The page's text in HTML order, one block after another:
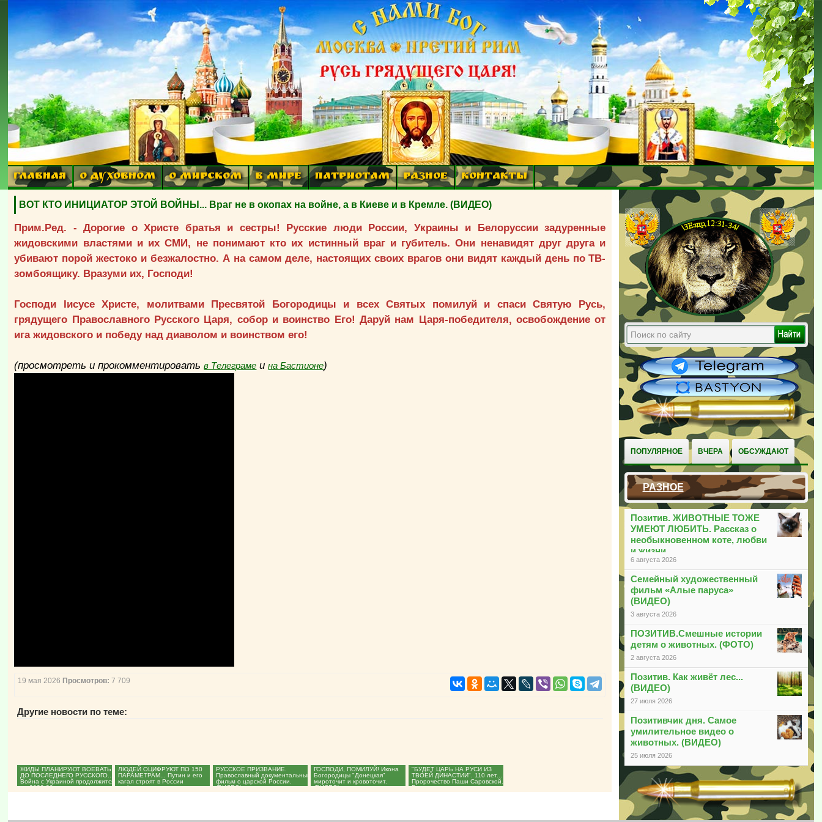
ГЛАВНАЯ О ДУХОВНОМ О МИРСКОМ В МИРЕ ПАТРИОТАМ РАЗНОЕ КОНТАКТЫ
ПОПУЛЯРНОЕ ВЧЕРА ОБСУЖДАЮТ
РАЗНОЕ
Позитив. ЖИВОТНЫЕ ТОЖЕ
УМЕЮТ ЛЮБИТЬ. Рассказ о
необыкновенном коте, любви
и жизни
6 августа 2026
Семейный художественный
фильм «Алые паруса»
(ВИДЕО)
3 августа 2026
ПОЗИТИВ.Смешные истории
детям о животных. (ФОТО)
2 августа 2026
Позитив. Как живёт лес...
(ВИДЕО)
27 июля 2026
Позитивчик дня. Самое
умилительное видео о
животных. (ВИДЕО)
25 июля 2026
ВОТ КТО ИНИЦИАТОР ЭТОЙ ВОЙНЫ... Враг не в окопах на войне, а в Киеве и в Кремле. (ВИДЕО)
Прим.Ред. - Дорогие о Христе братья и сестры! Русские люди России, Украины и Белоруссии задуренные
жидовскими властями и их СМИ, не понимают кто их истинный враг и губитель. Они ненавидят друг друга и
убивают порой жестоко и безжалостно. А на самом деле, настоящих своих врагов они видят каждый день по ТВ-
зомбоящику. Вразуми их, Господи!
Господи Iисусе Христе, молитвами Пресвятой Богородицы и всех Святых помилуй и спаси Святую Русь,
грядущего Православного Русского Царя, собор и воинство Его! Даруй нам Царя-победителя, освобождение от
ига жидовского и победу над диаволом и воинством его!
(просмотреть и прокомментироватьв Телеграме ина Бастионе)
19 мая 2026 Просмотров: 7 709
Другие новости по теме:
ЖИДЫ ПЛАНИРУЮТ ВОЕВАТЬ
ДО ПОСЛЕДНЕГО РУССКОГО...
Война с Украиной продолжится
до 2029-30 года....
ЛЮДЕЙ ОЦИФРУЮТ ПО 150
ПАРАМЕТРАМ... Путин и его
кагал строят в России
цифровое царство
антихриста....
РУССКОЕ ПРИЗВАНИЕ.
Православный документальный
фильм о царской России.
(ВИДЕО)...
ГОСПОДИ, ПОМИЛУЙ! Икона
Богородицы "Донецкая"
мироточит и кровоточит.
(ВИДЕО)...
"БУДЕТ ЦАРЬ НА РУСИ ИЗ
ТВОЕЙ ДИНАСТИИ". 110 лет...
Пророчество Паши Саровской.
Во укрепление...